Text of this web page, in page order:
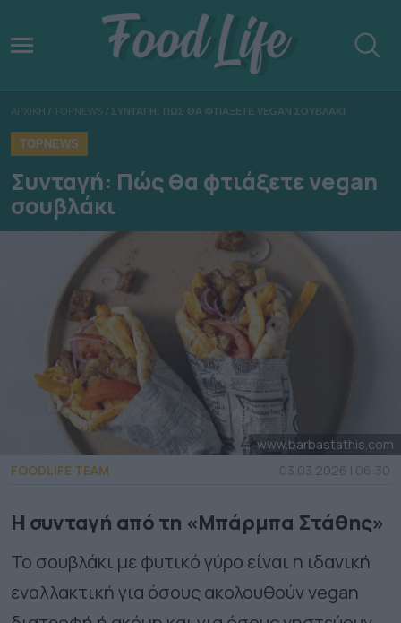
ΑΡΧΙΚΗ / TOPNEWS / ΣΥΝΤΑΓΗ: ΠΩΣ ΘΑ ΦΤΙΑΞΕΤΕ VEGAN ΣΟΥΒΛΑΚΙ
TOPNEWS
Συνταγή: Πώς θα φτιάξετε vegan
σουβλάκι
www.barbastathis.com
FOODLIFE TEAM
03.03.2026 | 06:30
Η συνταγή από τη «Μπάρμπα Στάθης»
Το σουβλάκι με φυτικό γύρο είναι η ιδανική
εναλλακτική για όσους ακολουθούν vegan